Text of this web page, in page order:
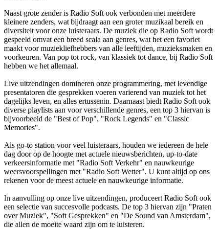
Naast grote zender is Radio Soft ook verbonden met meerdere
kleinere zenders, wat bijdraagt aan een groter muzikaal bereik en
diversiteit voor onze luisteraars. De muziek die op Radio Soft wordt
gespeeld omvat een breed scala aan genres, wat het een favoriet
maakt voor muziekliefhebbers van alle leeftijden, muzieksmaken en
voorkeuren. Van pop tot rock, van klassiek tot dance, bij Radio Soft
hebben we het allemaal.
Live uitzendingen domineren onze programmering, met levendige
presentatoren die gesprekken voeren varierend van muziek tot het
dagelijks leven, en alles ertussenin. Daarnaast biedt Radio Soft ook
diverse playlists aan voor verschillende genres, een top 3 hiervan is
bijvoorbeeld de "Best of Pop", "Rock Legends" en "Classic
Memories".
Als go-to station voor veel luisteraars, houden we iedereen de hele
dag door op de hoogte met actuele nieuwsberichten, up-to-date
verkeersinformatie met "Radio Soft Verkehr" en nauwkeurige
weersvoorspellingen met "Radio Soft Wetter". U kunt altijd op ons
rekenen voor de meest actuele en nauwkeurige informatie.
In aanvulling op onze live uitzendingen, produceert Radio Soft ook
een selectie van succesvolle podcasts. De top 3 hiervan zijn "Praten
over Muziek", "Soft Gesprekken" en "De Sound van Amsterdam",
die allen de moeite waard zijn om te luisteren.